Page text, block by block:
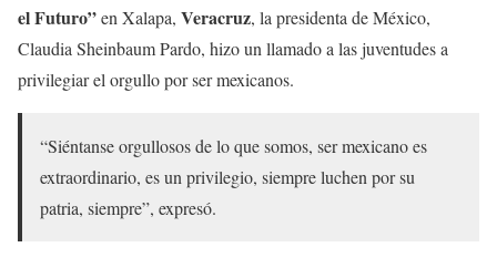
el Futuro”en Xalapa, Veracruz, la presidenta de México,
Claudia Sheinbaum Pardo, hizo un llamado a las juventudes a
privilegiar el orgullo por ser mexicanos.
“Siéntanse orgullosos de lo que somos, ser mexicano es
extraordinario, es un privilegio, siempre luchen por su
patria, siempre”, expresó.